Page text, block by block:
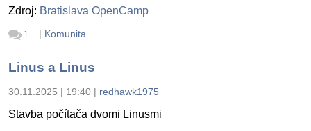
Zdroj: Bratislava OpenCamp
1 | Komunita
Linus a Linus
30.11.2025 | 19:40 | redhawk1975
Stavba počítača dvomi Linusmi